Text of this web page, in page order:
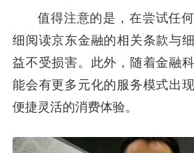
值得注意的是，在尝试任
细阅读京东金融的相关条款与
益不受损害。此外，随着金融
能会有更多元化的服务模式出
便捷灵活的消费体验。